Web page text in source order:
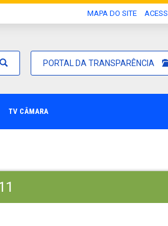
MAPA DO SITE
PORTAL DA TRANSPARÊNCIA
TV CÂMARA